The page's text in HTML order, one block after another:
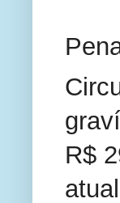
R$